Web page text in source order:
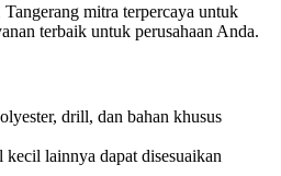
Tangerang mitra terpercaya untuk
terbaik untuk perusahaan Anda.
drill, dan bahan khusus
lainnya dapat disesuaikan